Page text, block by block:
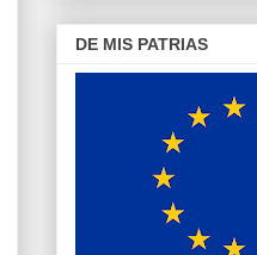
DE MIS PATRIAS